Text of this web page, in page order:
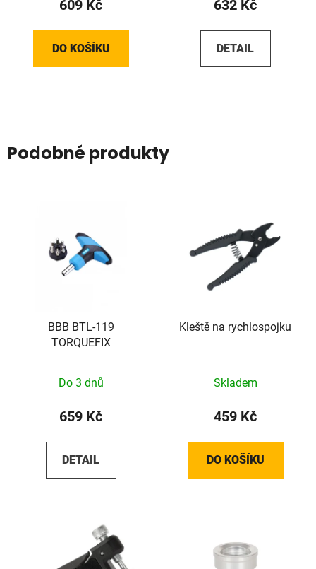
609 Kč
DO KOŠÍKU
632 Kč
DETAIL
Podobné produkty
BBB BTL-119
TORQUEFIX
Do 3 dnů
659 Kč
DETAIL
Kleště na rychlospojku
Skladem
459 Kč
DO KOŠÍKU